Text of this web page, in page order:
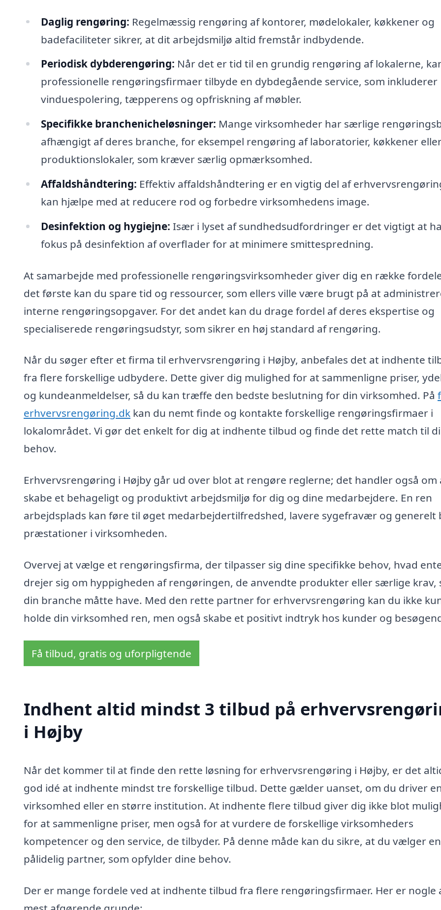
Daglig rengøring: Regelmæssig rengøring af kontorer, mødelokaler, køkkener og
badefaciliteter sikrer, at dit arbejdsmiljø altid fremstår indbydende.
Periodisk dybderengøring: Når det er tid til en grundig rengøring af lokalerne,
professionelle rengøringsfirmaer tilbyde en dybdegående service, som inkluderer
vinduespolering, tæpperens og opfriskning af møbler.
Specifikke branchenicheløsninger: Mange virksomheder har særlige
afhængigt af deres branche, for eksempel rengøring af laboratorier, køkkener
produktionslokaler, som kræver særlig opmærksomhed.
Affaldshåndtering: Effektiv affaldshåndtering er en vigtig del af
kan hjælpe med at reducere rod og forbedre virksomhedens image.
Desinfektion og hygiejne: Især i lyset af sundhedsudfordringer er det vigtigt at
fokus på desinfektion af overflader for at minimere smittespredning.
At samarbejde med professionelle rengøringsvirksomheder giver dig en række
det første kan du spare tid og ressourcer, som ellers ville være brugt på at
interne rengøringsopgaver. For det andet kan du drage fordel af deres ekspertise og
specialiserede rengøringsudstyr, som sikrer en høj standard af rengøring.
Når du søger efter et firma til erhvervsrengøring i Højby, anbefales det at indhente
fra flere forskellige udbydere. Dette giver dig mulighed for at sammenligne priser,
og kundeanmeldelser, så du kan træffe den bedste beslutning for din virksomhed. På
erhvervsrengøring.dk kan du nemt finde og kontakte forskellige rengøringsfirmaer i
lokalområdet. Vi gør det enkelt for dig at indhente tilbud og finde det rette match til
behov.
Erhvervsrengøring i Højby går ud over blot at rengøre reglerne; det handler også om
skabe et behageligt og produktivt arbejdsmiljø for dig og dine medarbejdere. En ren
arbejdsplads kan føre til øget medarbejdertilfredshed, lavere sygefravær og generelt
præstationer i virksomheden.
Overvej at vælge et rengøringsfirma, der tilpasser sig dine specifikke behov, hvad
drejer sig om hyppigheden af rengøringen, de anvendte produkter eller særlige krav,
din branche måtte have. Med den rette partner for erhvervsrengøring kan du ikke
holde din virksomhed ren, men også skabe et positivt indtryk hos kunder og
Få tilbud, gratis og uforpligtende
Indhent altid mindst 3 tilbud på
i Højby
Når det kommer til at finde den rette løsning for erhvervsrengøring i Højby, er det
god idé at indhente mindst tre forskellige tilbud. Dette gælder uanset, om du driver
virksomhed eller en større institution. At indhente flere tilbud giver dig ikke blot
for at sammenligne priser, men også for at vurdere de forskellige virksomheders
kompetencer og den service, de tilbyder. På denne måde kan du sikre, at du vælger en
pålidelig partner, som opfylder dine behov.
Der er mange fordele ved at indhente tilbud fra flere rengøringsfirmaer. Her er nogle